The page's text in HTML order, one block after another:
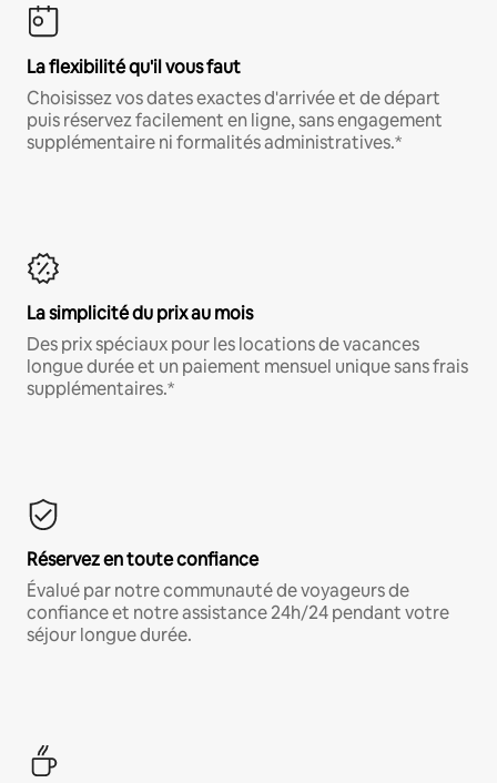
La flexibilité qu'il vous faut
Choisissez vos dates exactes d'arrivée et de départ
puis réservez facilement en ligne, sans engagement
supplémentaire ni formalités administratives.*
La simplicité du prix au mois
Des prix spéciaux pour les locations de vacances
longue durée et un paiement mensuel unique sans frais
supplémentaires.*
Réservez en toute confiance
Évalué par notre communauté de voyageurs de
confiance et notre assistance 24h/24 pendant votre
séjour longue durée.